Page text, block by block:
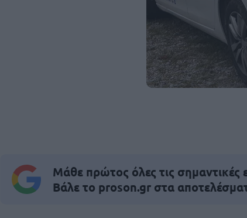
Μάθε πρώτος όλες τις σημαντικές
Βάλε το proson.gr στα